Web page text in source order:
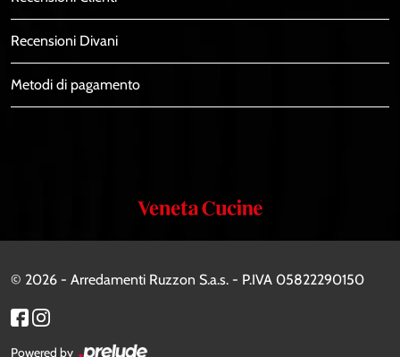
Recensioni Divani
Metodi di pagamento
Veneta
© 2026 - Arredamenti Ruzzon S.a.s. - P.IVA 05822290150
Powered by